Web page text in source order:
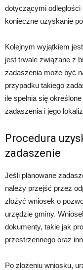
dotyczącymi
konieczne uzyskanie
Kolejnym wyjątkiem
jest trwale związane z
zadaszenia może być
przypadku takiego
ile spełnia się
zadaszenia i jego
Procedura
zadaszenie
Jeśli planowane
należy przejść przez
złożyć wniosek o
urzędzie gminy.
dokumenty, takie jak
przestrzennego oraz
Po złożeniu wniosku,